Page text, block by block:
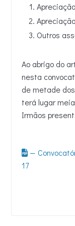
Outros
Ao abrigo do
nesta
de metade
terá lugar
Irmãos
—
17